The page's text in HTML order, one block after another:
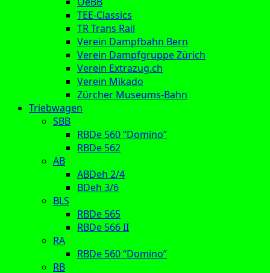
TEE-Classics
TR Trans Rail
Verein Dampfbahn Bern
Verein Dampfgruppe Zürich
Verein Extrazug.ch
Verein Mikado
Zürcher Museums-Bahn
Triebwagen
SBB
RBDe 560 “Domino”
RBDe 562
AB
ABDeh 2/4
BDeh 3/6
BLS
RBDe 565
RBDe 566 II
RA
RBDe 560 “Domino”
RB